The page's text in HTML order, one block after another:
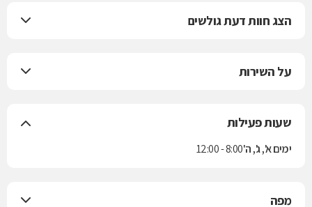
הצג חוות דעת גולשים
על השירות
שעות פעילות
ימים א', ג', ה'8:00 - 12:00
מפה